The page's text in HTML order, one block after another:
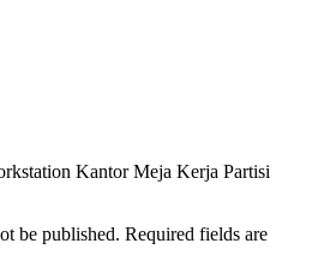
Kantor Meja Kerja Partisi
be published. Required fields are